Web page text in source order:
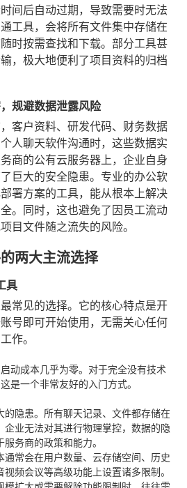
间后自动过期，导致需要时无法
工具，会将所有文件集中存储在
时按需查找和下载。部分工具甚
，极大地便利了项目资料的归档
规避数据泄露风险
客户资料、研发代码、财务数据
人聊天软件沟通时，这些数据实
商的公有云服务器上，企业自身
巨大的安全隐患。专业的办公软
署方案的工具，能从根本上解决
。同时，这也避免了因员工流动
目文件随之流失的风险。
两大主流选择
具
常见的选择。它的核心特点是开
号即可开始使用，无需关心任何
作。
动成本几乎为零。对于完全没有技术
是一个非常友好的入门方式。
的隐患。所有聊天记录、文件都存储在
企业无法对其进行物理掌控，数据的隐
务商的政策和能力。
通常会在用户数量、云存储空间、历史
频会议等高级功能上设置诸多限制。